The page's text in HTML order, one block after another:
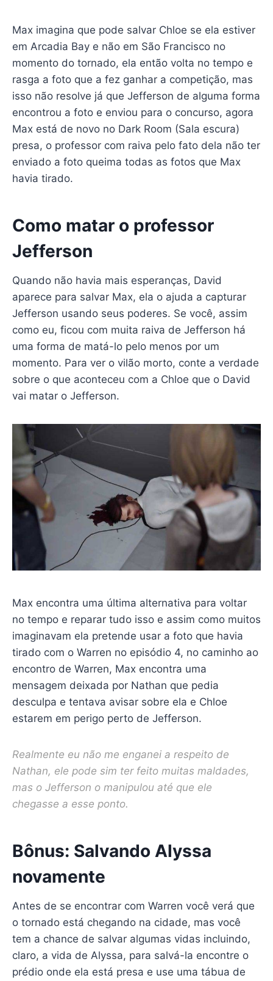
Max imagina que pode salvar Chloe se ela estiver
em Arcadia Bay e não em São Francisco no
momento do tornado, ela então volta no tempo e
rasga a foto que a fez ganhar a competição, mas
isso não resolve já que Jefferson de alguma forma
encontrou a foto e enviou para o concurso, agora
Max está de novo no Dark Room (Sala escura)
presa, o professor com raiva pelo fato dela não ter
enviado a foto queima todas as fotos que Max
havia tirado.
Como matar o professor
Jefferson
Quando não havia mais esperanças, David
aparece para salvar Max, ela o ajuda a capturar
Jefferson usando seus poderes. Se você, assim
como eu, ficou com muita raiva de Jefferson há
uma forma de matá-lo pelo menos por um
momento. Para ver o vilão morto, conte a verdade
sobre o que aconteceu com a Chloe que o David
vai matar o Jefferson.
Max encontra uma última alternativa para voltar
no tempo e reparar tudo isso e assim como muitos
imaginavam ela pretende usar a foto que havia
tirado com o Warren no episódio 4, no caminho ao
encontro de Warren, Max encontra uma
mensagem deixada por Nathan que pedia
desculpa e tentava avisar sobre ela e Chloe
estarem em perigo perto de Jefferson.
Realmente eu não me enganei a respeito de
Nathan, ele pode sim ter feito muitas maldades,
mas o Jefferson o manipulou até que ele
chegasse a esse ponto.
Bônus: Salvando Alyssa
novamente
Antes de se encontrar com Warren você verá que
o tornado está chegando na cidade, mas você
tem a chance de salvar algumas vidas incluindo,
claro, a vida de Alyssa, para salvá-la encontre o
prédio onde ela está presa e use uma tábua de